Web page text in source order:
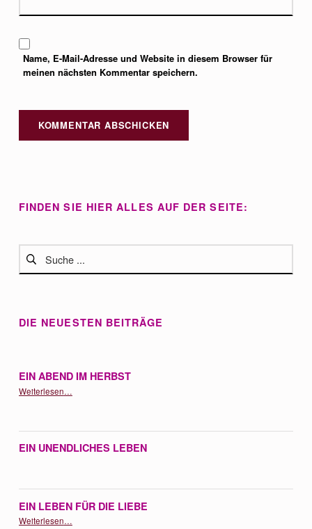
Name, E-Mail-Adresse und Website in diesem Browser für
meinen nächsten Kommentar speichern.
FINDEN SIE HIER ALLES AUF DER SEITE:
Suchen nach:
DIE NEUESTEN BEITRÄGE
EIN ABEND IM HERBST
Weiterlesen…
EIN UNENDLICHES LEBEN
EIN LEBEN FÜR DIE LIEBE
Weiterlesen
“Ein Leben für die Liebe”
…